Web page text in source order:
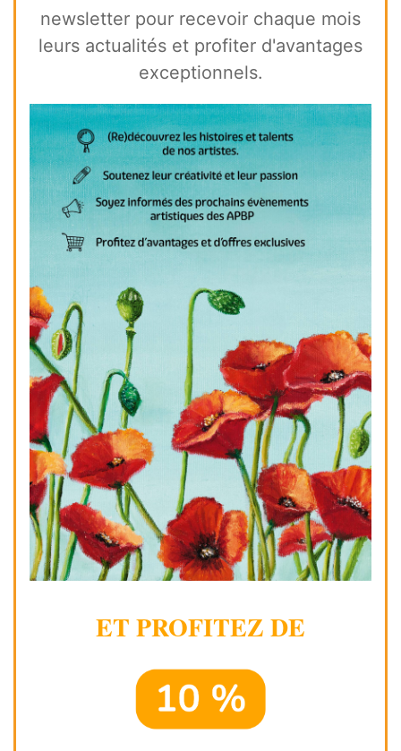
newsletter pour recevoir chaque mois
leurs actualités et profiter d'avantages
exceptionnels.
ET PROFITEZ DE